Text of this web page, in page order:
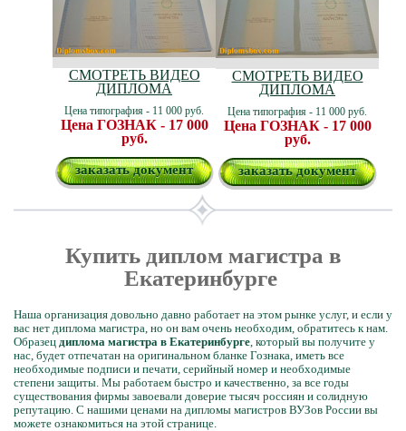
СМОТРЕТЬ ВИДЕО
ДИПЛОМА
Цена типография - 11 000 руб.
Цена ГОЗНАК - 17 000
руб.
заказать документ
СМОТРЕТЬ ВИДЕО
ДИПЛОМА
Цена типография - 11 000 руб.
Цена ГОЗНАК - 17 000
руб.
заказать документ
Купить диплом магистра в
Екатеринбурге
Наша организация довольно давно работает на этом рынке услуг, и если у
вас нет диплома магистра, но он вам очень необходим, обратитесь к нам.
Образец диплома магистра в Екатеринбурге, который вы получите у
нас, будет отпечатан на оригинальном бланке Гознака, иметь все
необходимые подписи и печати, серийный номер и необходимые
степени защиты. Мы работаем быстро и качественно, за все годы
существования фирмы завоевали доверие тысяч россиян и солидную
репутацию. С нашими ценами на дипломы магистров ВУЗов России вы
можете ознакомиться на этой странице.